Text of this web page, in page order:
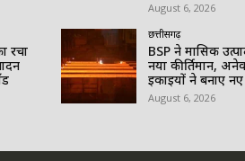
रचा
August 6, 2026
छत्तीसगढ़
BSP ने मासिक
नया कीर्तिमान,
इकाइयों ने बनाए नए
August 6, 2026